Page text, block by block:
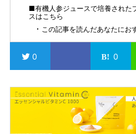
■有機人参ジュースで培養された
スはこちら
この記事を読んだあなたにお
0 0